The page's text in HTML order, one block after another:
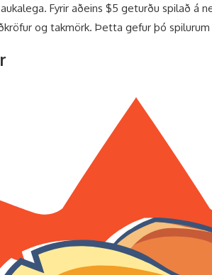
Fyrir aðeins $5 geturðu spilað á
og takmörk. Þetta gefur þó